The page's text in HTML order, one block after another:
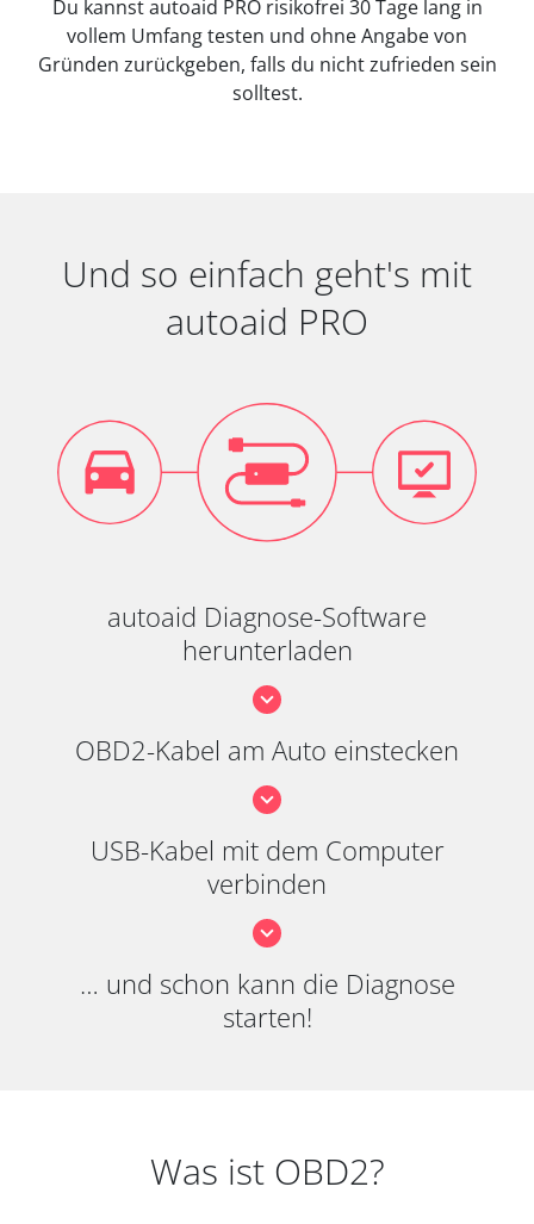
Du kannst autoaid PRO risikofrei 30 Tage lang in
vollem Umfang testen und ohne Angabe von
Gründen zurückgeben, falls du nicht zufrieden sein
solltest.
Und so einfach geht's mit
autoaid PRO
autoaid Diagnose-Software
herunterladen
OBD2-Kabel am Auto einstecken
USB-Kabel mit dem Computer
verbinden
… und schon kann die Diagnose
starten!
Was ist OBD2?